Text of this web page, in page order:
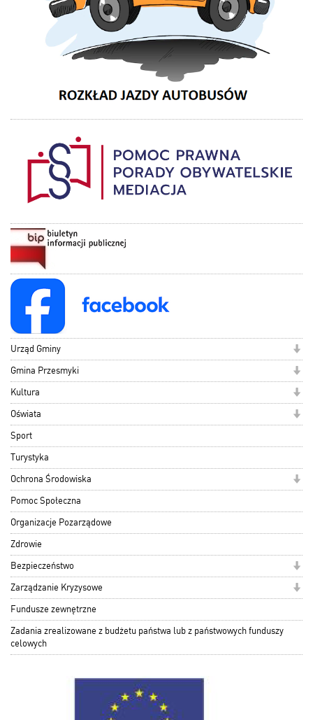
Urząd Gminy
Gmina Przesmyki
Kultura
Oświata
Sport
Turystyka
Ochrona Środowiska
Pomoc Społeczna
Organizacje Pozarządowe
Zdrowie
Bezpieczeństwo
Zarządzanie Kryzysowe
Fundusze zewnętrzne
Zadania zrealizowane z budżetu państwa lub z państwowych funduszy
celowych